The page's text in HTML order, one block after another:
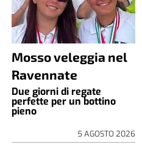
Mosso veleggia nel
Ravennate
Due giorni di regate
perfette per un bottino
pieno
5 AGOSTO 2026